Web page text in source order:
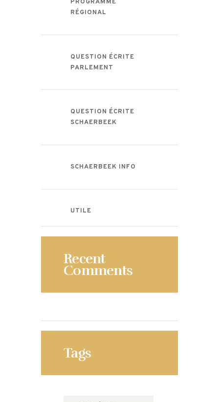
PROGRAMME
RÉGIONAL
QUESTION ÉCRITE
PARLEMENT
QUESTION ÉCRITE
SCHAERBEEK
SCHAERBEEK INFO
UTILE
Recent
Comments
Tags